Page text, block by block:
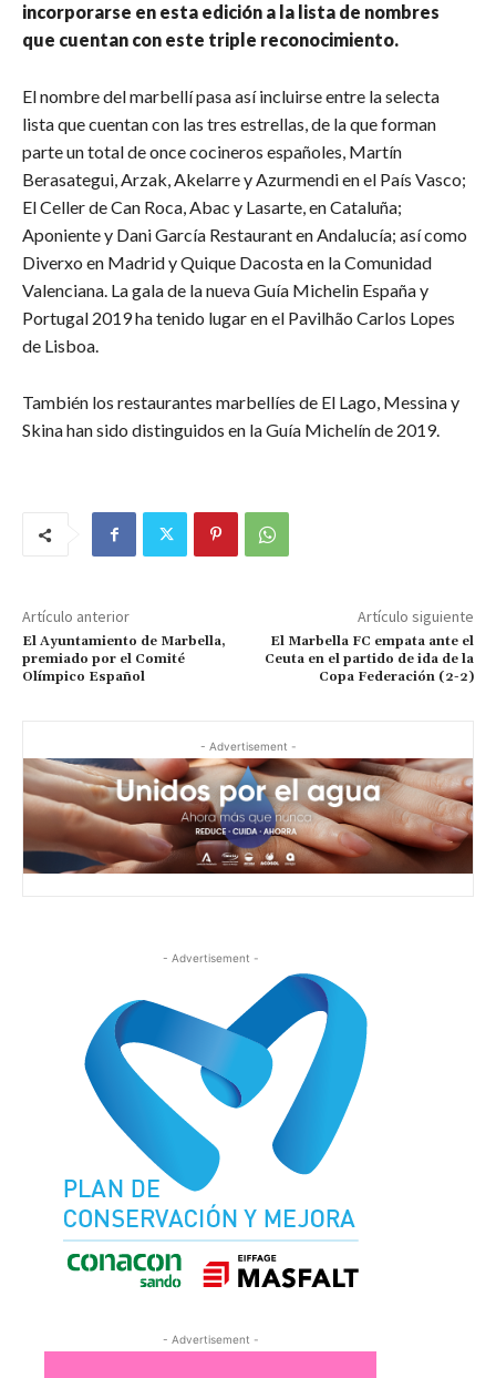
incorporarse en esta edición a la lista de nombres
que cuentan con este triple reconocimiento.
El nombre del marbellí pasa así incluirse entre la selecta
lista que cuentan con las tres estrellas, de la que forman
parte un total de once cocineros españoles, Martín
Berasategui, Arzak, Akelarre y Azurmendi en el País Vasco;
El Celler de Can Roca, Abac y Lasarte, en Cataluña;
Aponiente y Dani García Restaurant en Andalucía; así como
Diverxo en Madrid y Quique Dacosta en la Comunidad
Valenciana. La gala de la nueva Guía Michelin España y
Portugal 2019 ha tenido lugar en el Pavilhão Carlos Lopes
de Lisboa.
También los restaurantes marbellíes de El Lago, Messina y
Skina han sido distinguidos en la Guía Michelín de 2019.
Artículo anterior
El Ayuntamiento de Marbella,
premiado por el Comité
Olímpico Español
Artículo siguiente
El Marbella FC empata ante el
Ceuta en el partido de ida de la
Copa Federación (2-2)
- Advertisement -
- Advertisement -
- Advertisement -